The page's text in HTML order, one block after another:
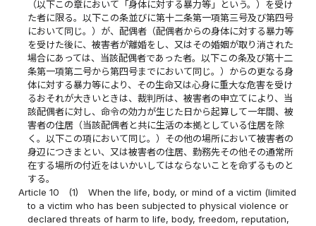
（以下この章において「身体に対する暴力等」という。）を受け
た者に限る。以下この条並びに第十二条第一項第三号及び第四号
において同じ。）が、配偶者（配偶者からの身体に対する暴力等
を受けた後に、被害者が離婚をし、又はその婚姻が取り消された
場合にあっては、当該配偶者であった者。以下この条及び第十二
条第一項第二号から第四号までにおいて同じ。）からの更なる身
体に対する暴力等により、その生命又は心身に重大な危害を受け
るおそれが大きいときは、裁判所は、被害者の申立てにより、当
該配偶者に対し、命令の効力が生じた日から起算して一年間、被
害者の住居（当該配偶者と共に生活の本拠としている住居を除
く。以下この項において同じ。）その他の場所において被害者の
身辺につきまとい、又は被害者の住居、勤務先その他その通常所
在する場所の付近をはいかいしてはならないことを命ずるものと
する。
Article 10
(1)
When the life, body, or mind of a victim (limited
to a victim who has been subjected to physical violence or
declared threats of harm to life, body, freedom, reputation,